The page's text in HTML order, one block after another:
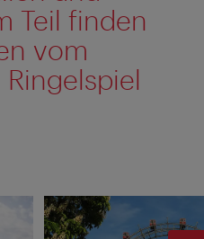
Teil finden
vom